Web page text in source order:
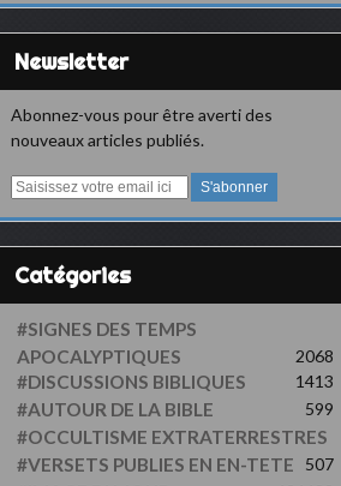
Newsletter
Abonnez-vous pour être averti des
nouveaux articles publiés.
E
a
i
Catégories
#SIGNES DES TEMPS
APOCALYPTIQUES 2068
#DISCUSSIONS BIBLIQUES 1413
#AUTOUR DE LA BIBLE 599
#OCCULTISME EXTRATERRESTRES
507
#VERSETS PUBLIES EN EN-TETE